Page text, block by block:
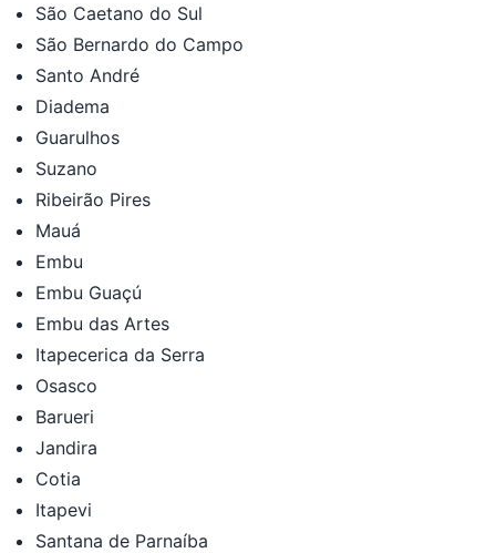
São Caetano do Sul
São Bernardo do Campo
Santo André
Diadema
Guarulhos
Suzano
Ribeirão Pires
Mauá
Embu
Embu Guaçú
Embu das Artes
Itapecerica da Serra
Osasco
Barueri
Jandira
Cotia
Itapevi
Santana de Parnaíba